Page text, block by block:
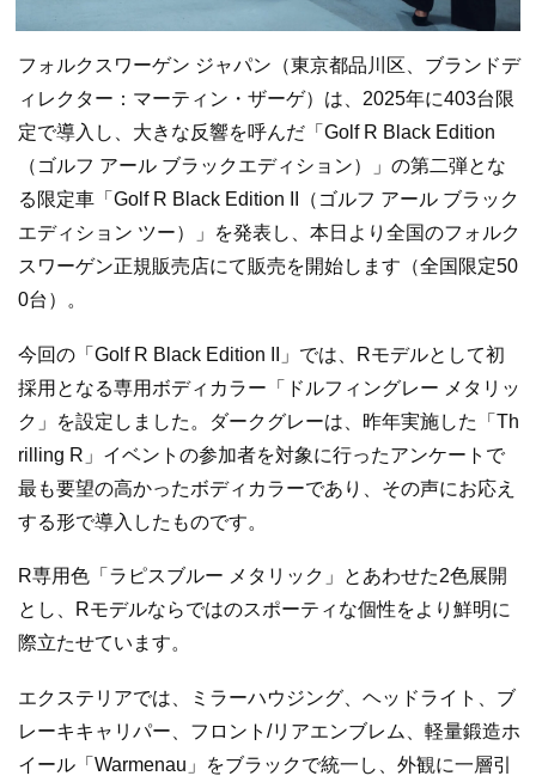
フォルクスワーゲン ジャパン（東京都品川区、ブランドデ
ィレクター：マーティン・ザーゲ）は、2025年に403台限
定で導入し、大きな反響を呼んだ「Golf R Black Edition
（ゴルフ アール ブラックエディション）」の第二弾とな
る限定車「Golf R Black Edition II（ゴルフ アール ブラック
エディション ツー）」を発表し、本日より全国のフォルク
スワーゲン正規販売店にて販売を開始します（全国限定50
0台）。
今回の「Golf R Black Edition II」では、Rモデルとして初
採用となる専用ボディカラー「ドルフィングレー メタリッ
ク」を設定しました。ダークグレーは、昨年実施した「Th
rilling R」イベントの参加者を対象に行ったアンケートで
最も要望の高かったボディカラーであり、その声にお応え
する形で導入したものです。
R専用色「ラピスブルー メタリック」とあわせた2色展開
とし、Rモデルならではのスポーティな個性をより鮮明に
際立たせています。
エクステリアでは、ミラーハウジング、ヘッドライト、ブ
レーキキャリパー、フロント/リアエンブレム、軽量鍛造ホ
イール「Warmenau」をブラックで統一し、外観に一層引